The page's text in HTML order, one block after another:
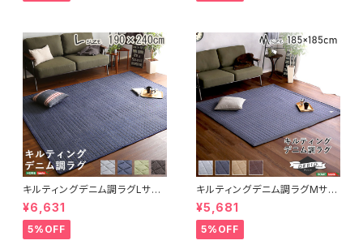
キルティングデニム調ラグLサイ
ズ(190x240cm)オールシーズ
ン、滑り止め付き、手洗い対応【D
erid-デリッド-】 DRG-L
¥6,631
5%OFF
キルティングデニム調ラグMサイ
ズ(185x185cm)オールシーズ
ン、滑り止め付き、手洗い対応【D
erid-デリッド-】 DRG-M
¥5,681
5%OFF